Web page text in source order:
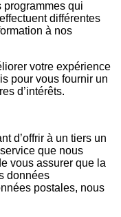
programmes qui
différentes
à nos
votre expérience
pour vous fournir un
d’intérêts.
d’offrir à un tiers un
que nous
vous assurer que la
données
postales, nous